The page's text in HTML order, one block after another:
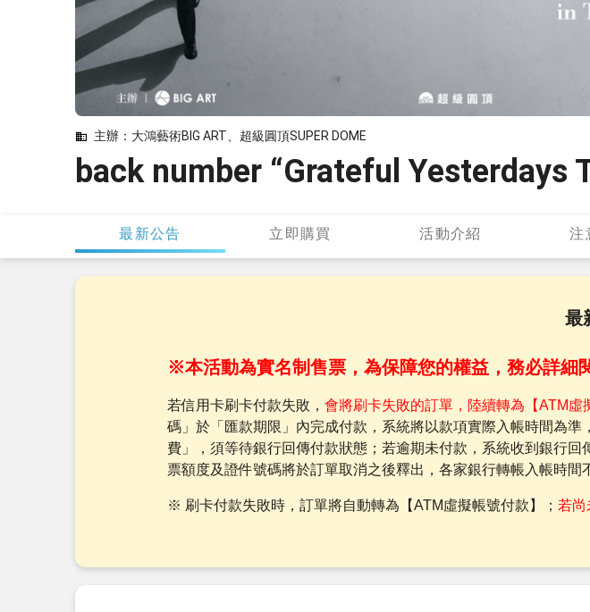
主辦：大鴻藝術BIG ART、超級圓頂SUPER DOME
back number “Grateful Yesterdays
最新公告 立即購買 活動介紹 注
最
※本活動為實名制售票，為保障您的權益，務必詳細
若信用卡刷卡付款失敗， 會將刷卡失敗的訂單，陸續轉為【ATM虛
碼」於「匯款期限」內完成付款，系統將以款項實際入帳時間為準，
費」，須等待銀行回傳付款狀態；若逾期未付款，系統收到銀行
票額度及證件號碼將於訂單取消之後釋出，各家銀行轉帳入帳時間
※ 刷卡付款失敗時，訂單將自動轉為【ATM虛擬帳號付款】； 若